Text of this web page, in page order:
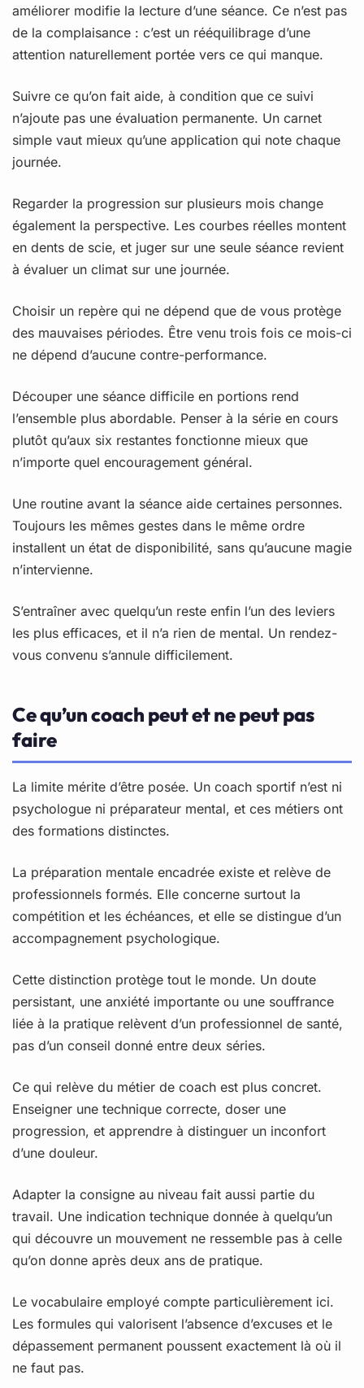
améliorer modifie la lecture d’une séance. Ce n’est pas
de la complaisance : c’est un rééquilibrage d’une
attention naturellement portée vers ce qui manque.
Suivre ce qu’on fait aide, à condition que ce suivi
n’ajoute pas une évaluation permanente. Un carnet
simple vaut mieux qu’une application qui note chaque
journée.
Regarder la progression sur plusieurs mois change
également la perspective. Les courbes réelles montent
en dents de scie, et juger sur une seule séance revient
à évaluer un climat sur une journée.
Choisir un repère qui ne dépend que de vous protège
des mauvaises périodes. Être venu trois fois ce mois-ci
ne dépend d’aucune contre-performance.
Découper une séance difficile en portions rend
l’ensemble plus abordable. Penser à la série en cours
plutôt qu’aux six restantes fonctionne mieux que
n’importe quel encouragement général.
Une routine avant la séance aide certaines personnes.
Toujours les mêmes gestes dans le même ordre
installent un état de disponibilité, sans qu’aucune magie
n’intervienne.
S’entraîner avec quelqu’un reste enfin l’un des leviers
les plus efficaces, et il n’a rien de mental. Un rendez-
vous convenu s’annule difficilement.
Ce qu’un coach peut et ne peut pas
faire
La limite mérite d’être posée. Un coach sportif n’est ni
psychologue ni préparateur mental, et ces métiers ont
des formations distinctes.
La préparation mentale encadrée existe et relève de
professionnels formés. Elle concerne surtout la
compétition et les échéances, et elle se distingue d’un
accompagnement psychologique.
Cette distinction protège tout le monde. Un doute
persistant, une anxiété importante ou une souffrance
liée à la pratique relèvent d’un professionnel de santé,
pas d’un conseil donné entre deux séries.
Ce qui relève du métier de coach est plus concret.
Enseigner une technique correcte, doser une
progression, et apprendre à distinguer un inconfort
d’une douleur.
Adapter la consigne au niveau fait aussi partie du
travail. Une indication technique donnée à quelqu’un
qui découvre un mouvement ne ressemble pas à celle
qu’on donne après deux ans de pratique.
Le vocabulaire employé compte particulièrement ici.
Les formules qui valorisent l’absence d’excuses et le
dépassement permanent poussent exactement là où il
ne faut pas.